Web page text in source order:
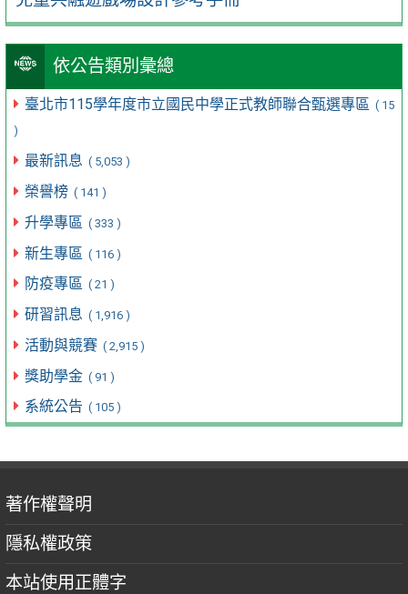
依公告類別彙總
臺北市115學年度市立國民中學正式教師聯合甄選專區 ( 15
)
最新訊息 ( 5,053 )
榮譽榜 ( 141 )
升學專區 ( 333 )
新生專區 ( 116 )
防疫專區 ( 21 )
研習訊息 ( 1,916 )
活動與競賽 ( 2,915 )
獎助學金 ( 91 )
系統公告 ( 105 )
著作權聲明
隱私權政策
本站使用正體字